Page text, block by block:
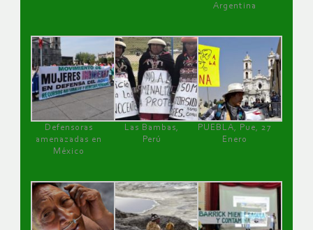
Argentina
Defensoras
amenazadas en
México
Las Bambas,
Perú
PUEBLA, Pue, 27
Enero